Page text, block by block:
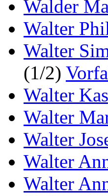
Walder
Walter
Walter
(1/2)
Walter
Walter
Walter
Walter
Walter